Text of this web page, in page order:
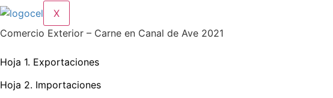
X
Comercio Exterior – Carne en Canal de Ave 2021
Hoja 1. Exportaciones
Hoja 2. Importaciones